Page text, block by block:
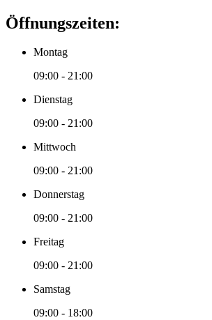
Öffnungszeiten:
Montag
09:00 - 21:00
Dienstag
09:00 - 21:00
Mittwoch
09:00 - 21:00
Donnerstag
09:00 - 21:00
Freitag
09:00 - 21:00
Samstag
09:00 - 18:00